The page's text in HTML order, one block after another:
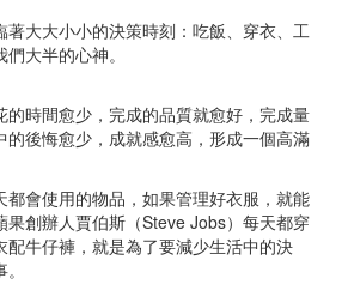
著大大小小的決策時刻：吃飯、穿衣、工
大半的心神。
的時間愈少，完成的品質就愈好，完成量
的後悔愈少，成就感愈高，形成一個高滿
都會使用的物品，如果管理好衣服，就能
果創辦人賈伯斯（Steve Jobs）每天都穿
配牛仔褲，就是為了要減少生活中的決